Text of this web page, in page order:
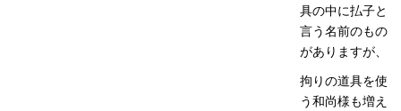
具の中に払子と
言う名前のもの
がありますが、
拘りの道具を使
う和尚様も増え